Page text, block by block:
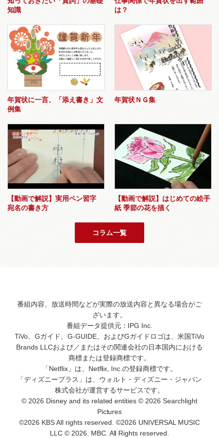
知識
は？
年賀状に一言、「添え書き」文
例集
年賀状ＮＧ集
【動画で解説】実用ペン習字
宛名の書き方
【動画で解説】はじめての絵手
紙 季節の花を描く
コラム一覧
番組内容、放送時間などが実際の放送内容と異なる場合がご
ざいます。
番組データ提供元：IPG Inc.
TiVo、Gガイド、G-GUIDE、およびGガイドロゴは、米国TiVo
Brands LLCおよび／またはその関連会社の日本国内における
商標または登録商標です。
「Netflix」は、Netflix, Inc.の登録商標です。
「ディズニープラス」は、ウォルト・ディズニー・ジャパン
株式会社が運営するサービスです。
© 2026 Disney and its related entities © 2026 Searchlight
Pictures
©2026 KBS All rights reserved. ©2026 UNIVERSAL MUSIC
LLC © 2026. MBC. All Rights reserved.